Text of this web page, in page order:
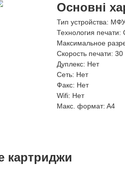
Основні
Тип устройства:
Технология печати:
Максимальное
Скорость печати: 30
Дуплекс: Нет
Сеть: Нет
Факс: Нет
Wifi: Нет
Макс. формат: A4
картриджи